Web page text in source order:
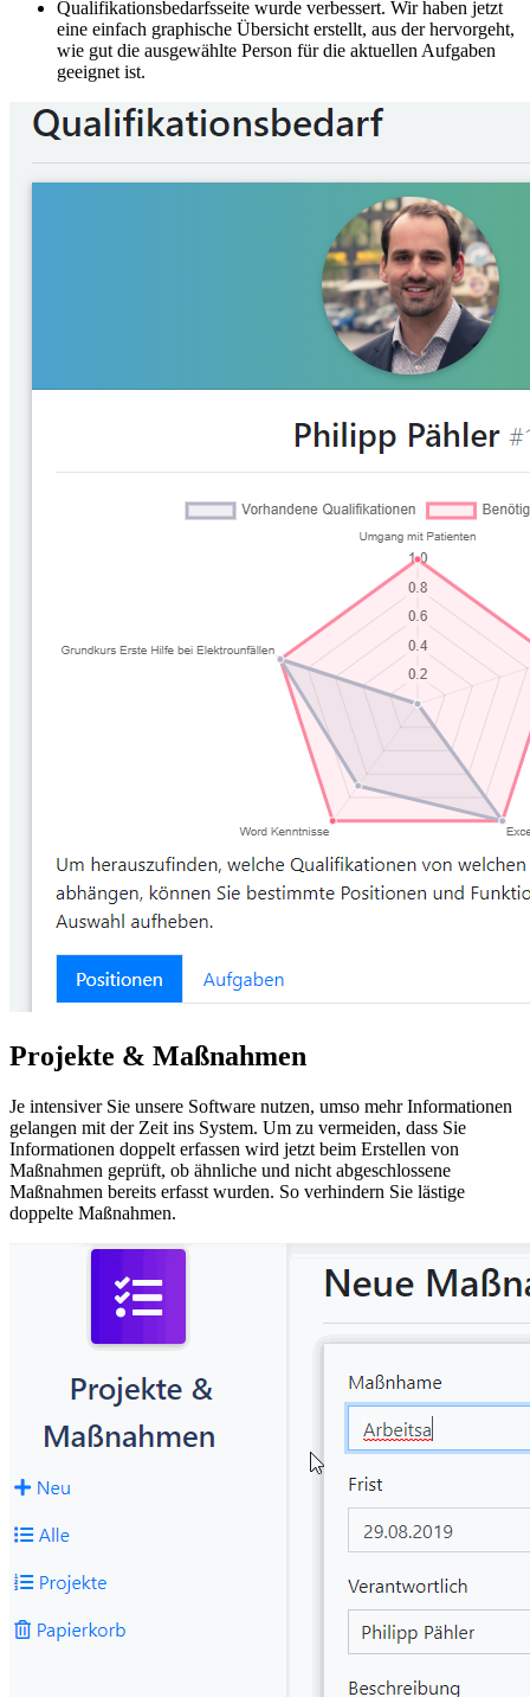
Qualifikationsbedarfsseite wurde verbessert. Wir haben jetzt
eine einfach graphische Übersicht erstellt, aus der hervorgeht,
wie gut die ausgewählte Person für die aktuellen Aufgaben
geeignet ist.
Projekte & Maßnahmen
Je intensiver Sie unsere Software nutzen, umso mehr Informationen
gelangen mit der Zeit ins System. Um zu vermeiden, dass Sie
Informationen doppelt erfassen wird jetzt beim Erstellen von
Maßnahmen geprüft, ob ähnliche und nicht abgeschlossene
Maßnahmen bereits erfasst wurden. So verhindern Sie lästige
doppelte Maßnahmen.